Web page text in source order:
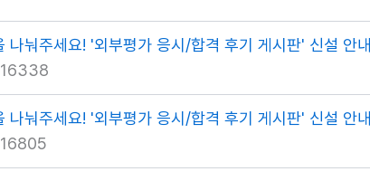
나눠주세요! '외부평가 응시/합격 후기 게시판' 신설 안내
나눠주세요! '외부평가 응시/합격 후기 게시판' 신설 안내